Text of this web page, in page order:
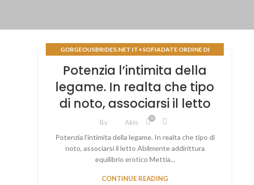
GORGEOUSBRIDES.NET IT+SOFIADATE ORDINE DI
Potenzia l’intimita della
legame. In realta che tipo
di noto, associarsi il letto
By Akis 0
Potenzia l'intimita della legame. In realta che tipo di
noto, associarsi il letto Abilmente addirittura
equilibrio erotico Mettia...
CONTINUE READING